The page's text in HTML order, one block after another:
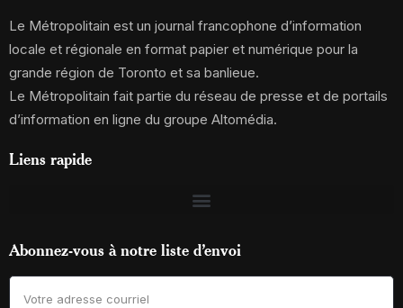
Le Métropolitain est un journal francophone d’information
locale et régionale en format papier et numérique pour la
grande région de Toronto et sa banlieue.
Le Métropolitain fait partie du réseau de presse et de portails
d’information en ligne du groupe Altomédia.
Liens rapide
Abonnez-vous à notre liste d’envoi